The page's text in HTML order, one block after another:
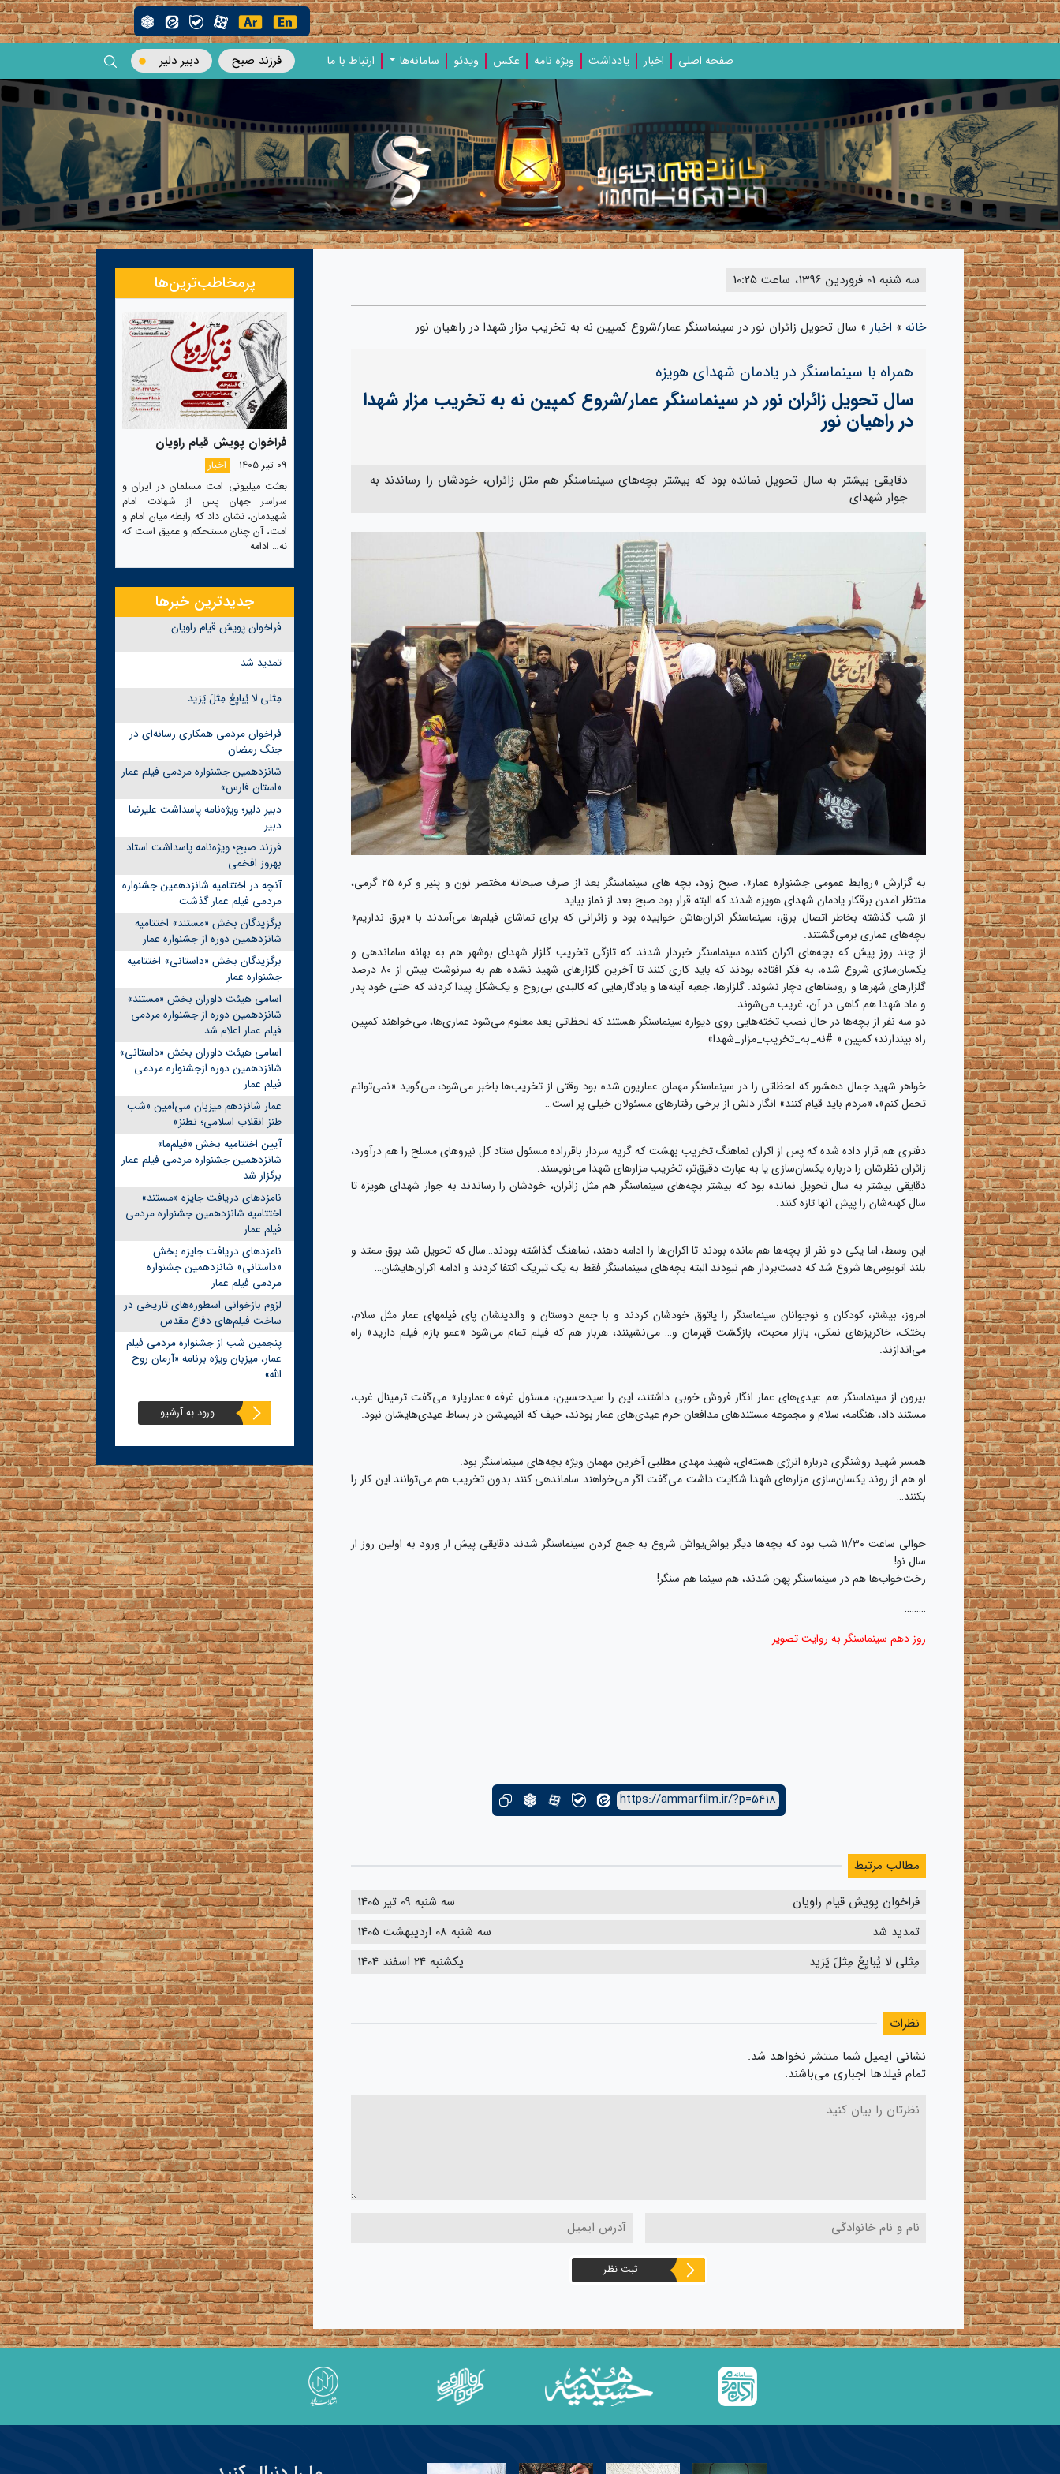
فرزند صبح دبیر دلیر صفحه اصلی اخبار یادداشت‌ ویژه‌ نامه‌ عکس ویدئو سامانه‌ها ارتباط با ما
سه شنبه 01 فروردین 1396، ساعت 10:25
خانه » اخبار » سال تحویل زائران نور در سینماسنگر عمار/شروع کمپین نه به تخریب مزار شهدا در راهیان نور
همراه با سینماسنگر در یادمان شهدای هویزه
سال تحویل زائران نور در سینماسنگر عمار/شروع کمپین نه به تخریب مزار شهدا
در راهیان نور
دقایقی بیشتر به سال تحویل نمانده بود که بیشتر بچه‌های سینماسنگر هم مثل زائران، خودشان را رساندند به
جوار شهدای
به گزارش «روابط عمومی جشنواره عمار»، صبح‌ زود، بچه های سینماسنگر بعد از صرف صبحانه مختصر نون و پنیر و‌ کره ۲۵ گرمی،
منتظر آمدن برقکار یادمان شهدای هویزه شدند که البته قرار بود صبح بعد از نماز بیاید.
از شب گذشته بخاطر اتصال برق، سینماسنگر اکران‌هاش خوابیده بود و زائرانی که برای تماشای فیلم‌ها می‌آمدند با «برق نداریم»
بچه‌های عماری برمی‌گشتند.
از چند روز پیش که بچه‌های اکران کننده سینماسنگر خبردار شدند که تازگی تخریب گلزار شهدای بوشهر هم به بهانه ساماندهی و
یکسان‌سازی شروع شده، به فکر افتاده بودند که باید کاری کنند تا آخرین گلزارهای شهید نشده هم به سرنوشت بیش از ۸۰ درصد
گلزارهای شهرها و روستاهای دچار نشوند.‌ گلزارها، جعبه آینه‌ها و یادگارهایی که کالبدی بی‌روح و یک‌شکل پیدا کردند که حتی خود پدر
و ماد شهدا هم گاهی در آن، غریب می‌شوند.
دو سه نفر از بچه‌ها در حال نصب تخته‌هایی روی دیواره سینماسنگر هستند که لحظاتی بعد معلوم می‌شود عماری‌ها، می‌خواهند کمپین
راه بیندازند؛ کمپین « #نه_به_تخریب_مزار_شهدا»
خواهر شهید جمال دهشور که لحظاتی را در سینماسنگر مهمان عماریون شده بود وقتی از تخریب‌ها باخبر می‌شود، می‌گوید «نمی‌توانم
تحمل کنم»، «مردم باید قیام کنند» انگار دلش از برخی رفتارهای مسئولان خیلی پر است…
دفتری هم قرار داده شده که پس از اکران نماهنگ تخریب بهشت که گریه سردار باقرزاده مسئول ستاد کل نیروهای مسلح را هم درآورد،
زائران نظرشان را درباره یکسان‌سازی یا به عبارت دقیق‌تر، تخریب مزارهای شهدا می‌نویسند.
دقایقی بیشتر به سال تحویل نمانده بود که بیشتر بچه‌های سینماسنگر هم مثل زائران، خودشان را رساندند به جوار شهدای هویزه تا
سال کهنه‌شان را پیش آنها تازه کنند‌.
این وسط، اما یکی دو نفر از بچه‌ها هم مانده بودند تا اکران‌ها را ادامه دهند، نماهنگ گذاشته بودند…سال که تحویل شد بوق ممتد و
بلند اتوبوس‌ها شروع شد که دست‌بردار هم نبودند البته بچه‌های سینماسنگر فقط به یک تبریک اکتفا کردند و ادامه اکران‌هایشان…
امروز، بیشتر، کودکان و نوجوانان سینماسنگر را پاتوق خودشان کردند و با جمع دوستان و والدینشان پای فیلمهای عمار مثل سلام،
بختک، خاکریزهای نمکی، بازار محبت، بازگشت قهرمان و… می‌نشینند، هربار هم که فیلم تمام می‌شود «عمو بازم فیلم دارید» راه
می‌اندازند.
بیرون از سینماسنگر هم عیدی‌های عمار انگار فروش خوبی داشتند، این را سیدحسین، مسئول غرفه «عماریار» می‌گفت ترمینال غرب،
مستند داد، هنگامه، سلام و مجموعه مستندهای مدافعان حرم عیدی‌های عمار بودند، حیف که انیمیشن در بساط عیدی‌هایشان نبود.
همسر شهید روشنگری درباره انرژی هسته‌ای، شهید مهدی مطلبی آخرین مهمان ویژه بچه‌های سینماسنگر بود.
او هم از روند یکسان‌سازی مزارهای شهدا شکایت داشت می‌گفت اگر می‌خواهند ساماندهی کنند بدون تخریب هم می‌توانند این کار را
بکنند…
حوالی ساعت ۱۱/۳۰ شب بود که بچه‌ها دیگر یواش‌یواش شروع به جمع کردن سینماسنگر شدند دقایقی پیش از ورود به اولین روز از
سال نو!
رخت‌خواب‌ها هم در سینما‌سنگر پهن شدند، هم سینما هم سنگر!
………
روز دهم سینماسنگر به روایت تصویر
https://ammarfilm.ir/?p=5418
مطالب مرتبط
فراخوان پویش قیام راویان
سه شنبه 09 تیر 1405
تمدید شد
سه شنبه 08 اردیبهشت 1405
مِثلی لا یُبایِعُ مِثلَ یَزید
یکشنبه 24 اسفند 1404
نظرات
نشانی ایمیل شما منتشر نخواهد شد.
تمام فیلدها اجباری می‌باشند.
ثبت نظر
پرمخاطب‌ترین‌ها
فراخوان پویش قیام راویان
09 تیر 1405
اخبار
بعثت میلیونی امت مسلمان در ایران و
سراسر جهان پس از شهادت امام
شهیدمان، نشان داد که رابطه میان امام و
امت، آن چنان مستحکم و عمیق است که
نه… ادامه
جدیدترین خبرها
فراخوان پویش قیام راویان
تمدید شد
مِثلی لا یُبایِعُ مِثلَ یَزید
فراخوان مردمی همکاری رسانه‌ای در
جنگ رمضان
شانزدهمین جشنواره مردمی فیلم عمار
«استان فارس»
دبیرِ دلیر؛ ویژه‌نامه پاسداشت علیرضا
دبیر
فرزند صبح؛ ویژه‌نامه پاسداشت استاد
بهروز افخمی
آنچه در اختتامیه شانزدهمین جشنواره
مردمی فیلم عمار گذشت
برگزیدگان بخش «مستند» اختتامیه
شانزدهمین دوره از جشنواره عمار
برگزیدگان بخش «داستانی» اختتامیه
جشنواره عمار
اسامی هیئت داوران بخش «مستند»
شانزدهمین دوره از جشنواره مردمی
فیلم عمار اعلام شد
اسامی هیئت داوران بخش «داستانی»
شانزدهمین دوره ازجشنواره مردمی
فیلم عمار
عمار شانزدهم میزبان سی‌امین «شب
طنز انقلاب اسلامی؛ نطنز»
آیین اختتامیه بخش «فیلم‌ما»
شانزدهمین جشنواره مردمی فیلم عمار
برگزار شد
نامزدهای دریافت جایزه «مستند»
اختتامیه شانزدهمین جشنواره مردمی
فیلم عمار
نامزدهای دریافت جایزه بخش
«داستانی» شانزدهمین جشنواره
مردمی فیلم عمار
لزوم بازخوانی اسطوره‌های تاریخی در
ساخت فیلم‌های دفاع مقدس
پنجمین شب از جشنواره مردمی فیلم
عمار، میزبان ویژه برنامه «آرمان روح
الله»
ورود به آرشیو